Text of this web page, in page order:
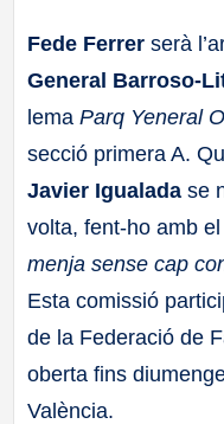
Fede Ferrer serà
General Barroso-
lemaParq Yeneral
secció primera A.
Javier Igualada se
volta, fent-ho amb
menja sense cap
Esta comissió
de la Federació de
oberta fins
València.